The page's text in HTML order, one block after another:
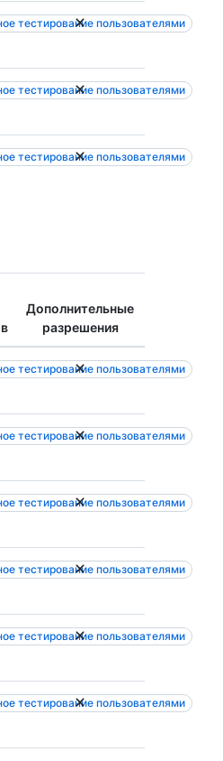
тестирование пользователями
тестирование пользователями
тестирование пользователями
Дополнительные
разрешения
тестирование пользователями
тестирование пользователями
тестирование пользователями
тестирование пользователями
тестирование пользователями
тестирование пользователями